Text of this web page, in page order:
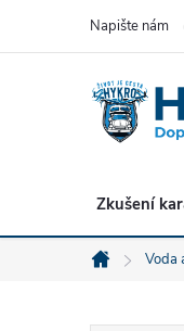
Napište nám
Zkušení
Domů
Voda